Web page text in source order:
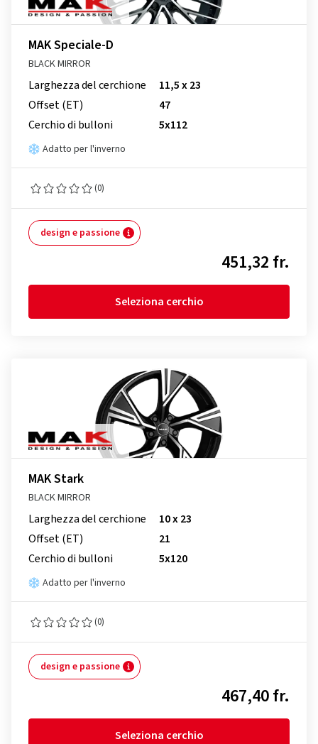
MAK Speciale-D
BLACK MIRROR
Larghezza del cerchione
11,5 x 23
Offset (ET)
47
Cerchio di bulloni
5x112
Adatto per l'inverno
(0)
design e passione
451,32 fr.
Seleziona cerchio
MAK Stark
BLACK MIRROR
Larghezza del cerchione
10 x 23
Offset (ET)
21
Cerchio di bulloni
5x120
Adatto per l'inverno
(0)
design e passione
467,40 fr.
Seleziona cerchio